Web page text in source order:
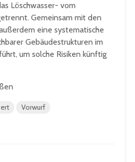
Löschwasser- vom
Gemeinsam mit den
eine systematische
Gebäudestrukturen im
um solche Risiken künftig
Vorwurf